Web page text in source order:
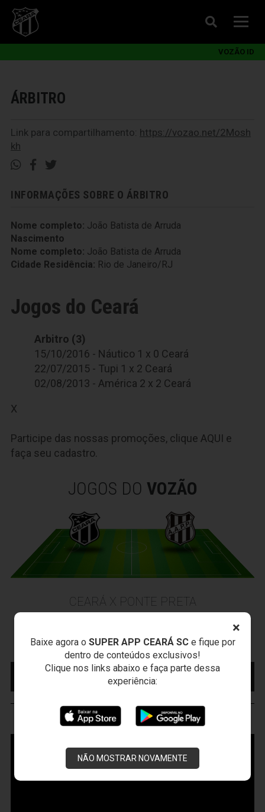
×
Baixe agora o SUPER APP CEARÁ SCe fique por
dentro de conteúdos exclusivos!
Clique nos links abaixo e faça parte dessa
experiência:
NÃO MOSTRAR NOVAMENTE
VOZÃO ID
ÁRBITRO
Link para compartilhamento: https://vozao.net/2Mosh
kh
INFORMAÇÕES SOBRE O ÁRBITRO
Nome completo: João Batista de Arruda
Nascimento
Nome completo: João Batista de Arruda
Cidade Residência: Rio de Janeiro/RJ
Jogos do Ceará
Arbitro (3)
15/10/2016 - Náutico 1 x 0 Ceará
22/07/2015 - Tupi 1 x 2 Ceará
02/08/2013 - América 2 x 2 Ceará
X
Participe das nossas promoções, clique AQUI e
faça seu cadastro.
JOGOS DO VOZÃO
CEARÁ X PONTE PRETA
Sexta-feira, 07/08/2026 - 20:30
Campeonato Brasileiro • 2º Turno • 21 ª Rodada
MAIS INFORMAÇÕES
COMPRE AQUI SEU
VOZÃOTV